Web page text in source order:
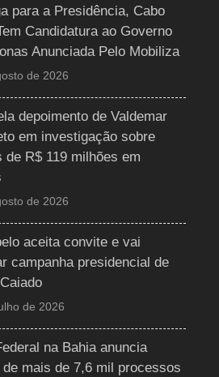
para a Presidência, Cabo
Candidatura ao Governo
Anunciada Pelo Mobiliza
de 2026
depoimento de Valdemar
em investigação sobre
de R$ 119 milhões em
de 2026
aceita convite e vai
campanha presidencial de
de 2026
na Bahia anuncia
mais de 7,6 mil processos